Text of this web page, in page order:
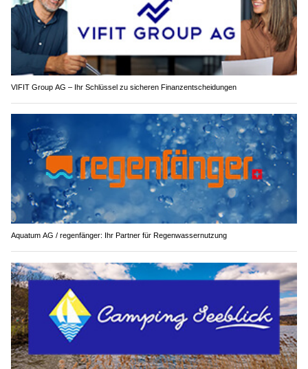
VIFIT Group AG – Ihr Schlüssel zu sicheren Finanzentscheidungen
Aquatum AG / regenfänger: Ihr Partner für Regenwassernutzung